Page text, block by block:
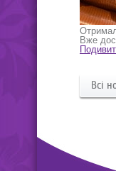
Вже
Всі